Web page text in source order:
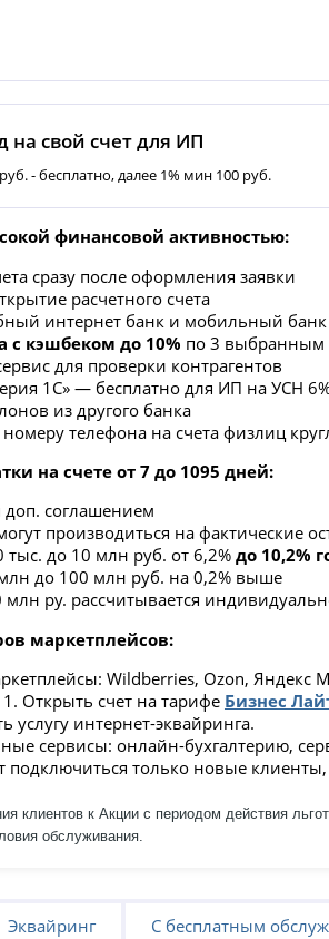
на свой счет для ИП
- бесплатно, далее 1% мин 100 руб.
финансовой активностью:
сразу после оформления заявки
расчетного счета
интернет банк и мобильный банк
с кэшбеком до 10% по 3 выбранным
для проверки контрагентов
1С» — бесплатно для ИП на УСН
из другого банка
телефона на счета физлиц
на счете от 7 до 1095 дней:
соглашением
производиться на фактические
тыс. до 10 млн руб. от 6,2% до 10,2%
до 100 млн руб. на 0,2% выше
млн ру. рассчитывается
маркетплейсов:
Wildberries, Ozon, Яндекc
Открыть счет на тарифе Бизнес
услугу интернет-эквайринга.
сервисы: онлайн-бухгалтерию,
подключиться только новые
клиентов к Акции с периодом действия
обслуживания.
Эквайринг С бесплатным